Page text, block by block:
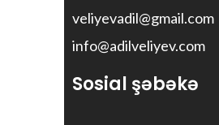
veliyevadil@gmail.com
info@adilveliyev.com
Sosial şəbəkə